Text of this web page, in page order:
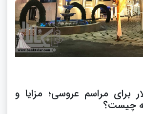
برای مراسم عروسی؛ مزایا و
چیست؟